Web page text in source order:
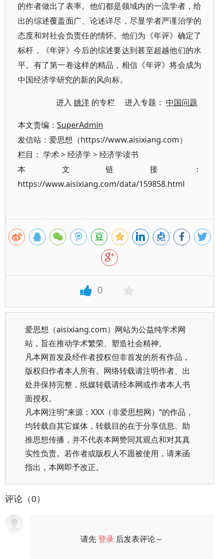
的作者做出了表率。他们都是领域内的一流学者，给
出的综述覆盖面广、论述详尽，尽显学者严谨治学的
态度和对社会负责任的情怀。他们为《年评》确定了
标杆，《年评》今后的综述要达到甚至超越他们的水
平。有了第一卷这样的精品，相信《年评》将会成为
中国经济学研究的新的风向标。
进入姚洋 的专栏 进入专题：中国问题
本文责编： SuperAdmin
发信站：爱思想（https://www.aisixiang.com）
栏目： 学术>经济学 >经济学读书
本文链接：
https://www.aisixiang.com/data/159858.html
0
爱思想（aisixiang.com）网站为公益纯学术网
站，旨在推动学术繁荣、塑造社会精神。
凡本网首发及经作者授权但非首发的所有作品，
版权归作者本人所有。网络转载请注明作者、出
处并保持完整，纸媒转载请经本网或作者本人书
面授权。
凡本网注明“来源：XXX（非爱思想网）”的作品，
均转载自其它媒体，转载目的在于分享信息、助
推思想传播，并不代表本网赞同其观点和对其真
实性负责。若作者或版权人不愿被使用，请来函
指出，本网即予改正。
评论（0）
请先登录 后发表评论～